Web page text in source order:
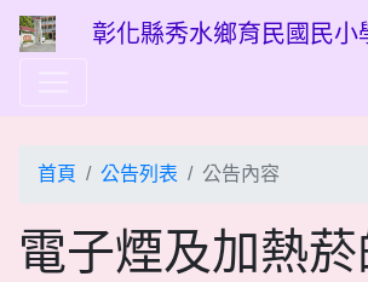
彰化縣秀水鄉育民國民小
首頁 公告列表 公告內容
電子煙及加熱菸